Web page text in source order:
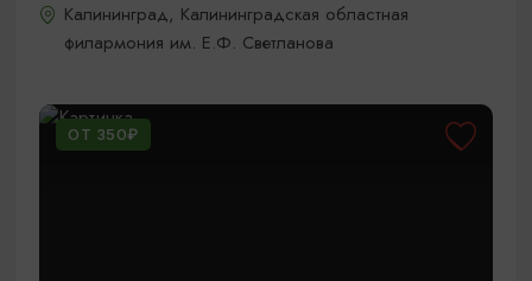
Калининград, Калининградская областная
филармония им. Е.Ф. Светланова
ОТ 350₽